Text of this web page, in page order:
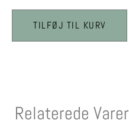
TILFØJ TIL KURV
Relaterede Varer